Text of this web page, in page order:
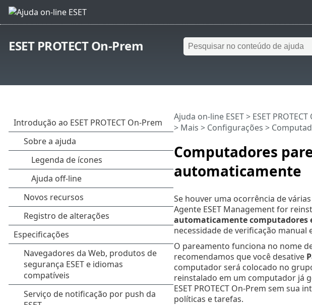
ESET PROTECT On-Prem
Computadores
automaticamente
Ajuda on-line ESET> ESET
> Mais > Configurações >
Se houver uma ocorrência de
Agente ESET Management for
automaticamente computadores
necessidade de verificação
O pareamento funciona no nome
recomendamos que você desative
computador será colocado no
reinstalado em um computador já
ESET PROTECT On-Prem sem
políticas e tarefas.